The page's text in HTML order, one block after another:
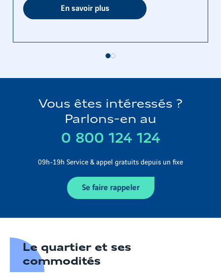
En savoir plus
Vous êtes intéressés ?
Parlons-en au
0 800 124 124
09h-19h Service & appel gratuits depuis un fixe
Se faire rappeler
Le quartier et ses
commodités